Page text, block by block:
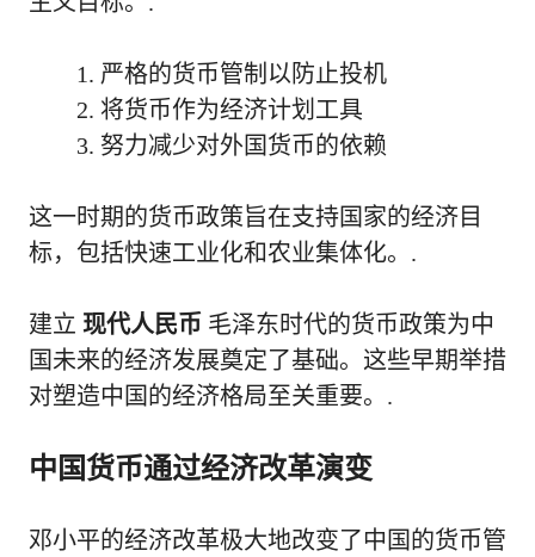
严格的货币管制以防止投机
将货币作为经济计划工具
努力减少对外国货币的依赖
这一时期的货币政策旨在支持国家的经济目
标，包括快速工业化和农业集体化。.
建立 现代人民币 毛泽东时代的货币政策为中
国未来的经济发展奠定了基础。这些早期举措
对塑造中国的经济格局至关重要。.
中国货币通过经济改革演变
邓小平的经济改革极大地改变了中国的货币管